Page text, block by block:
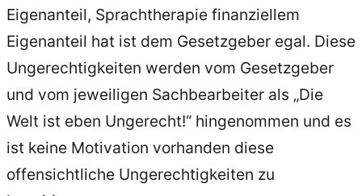
Eigenanteil, Sprachtherapie finanziellem
Eigenanteil hat ist dem Gesetzgeber egal. Diese
Ungerechtigkeiten werden vom Gesetzgeber
und vom jeweiligen Sachbearbeiter als „Die
Welt ist eben Ungerecht!“ hingenommen und es
ist keine Motivation vorhanden diese
offensichtliche Ungerechtigkeiten zu